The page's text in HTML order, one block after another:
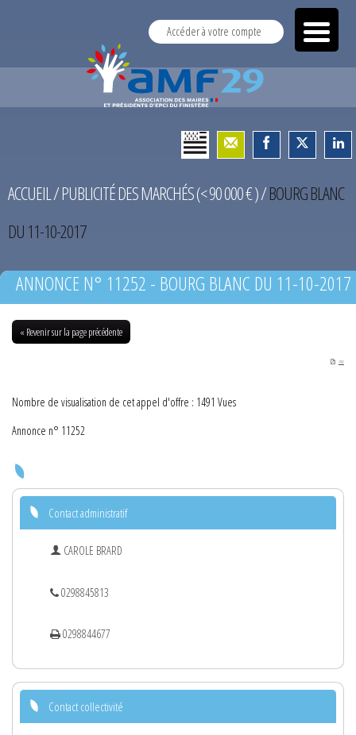
Accéder à votre compte
ACCUEIL/PUBLICITÉ DES MARCHÉS (< 90 000 € )/BOURG BLANC
DU 11-10-2017
ANNONCE N° 11252 - BOURG BLANC DU 11-10-2017
« Revenir sur la page précédente
PDF
Nombre de visualisation de cet appel d'offre : 1491 Vues
Annonce n° 11252
Contact administratif
CAROLE BRARD
0298845813
0298844677
Contact collectivité